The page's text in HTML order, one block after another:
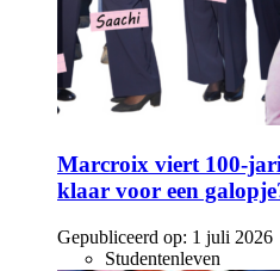
Marcroix viert 100-
klaar voor een
Gepubliceerd op: 1 juli 2026
Studentenleven